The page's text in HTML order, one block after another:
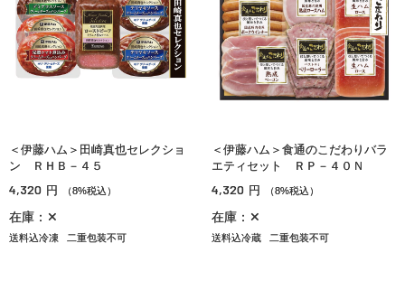
＜伊藤ハム＞田崎真也セレクショ
ン ＲＨＢ－４５
4,320 円 （8%税込）
在庫：✕
送料込冷凍 二重包装不可
＜伊藤ハム＞食通のこだわりバラ
エティセット ＲＰ－４０Ｎ
4,320 円 （8%税込）
在庫：✕
送料込冷蔵 二重包装不可